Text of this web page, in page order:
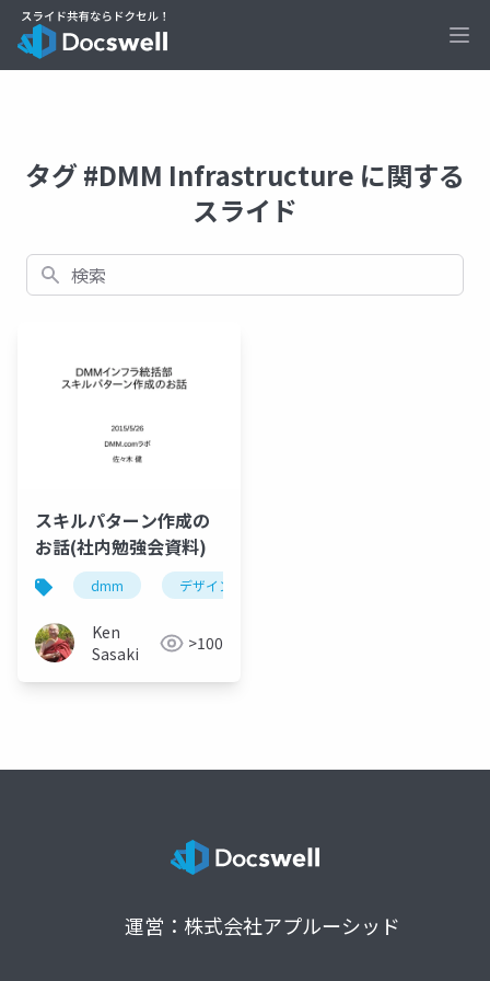
タグ #DMM Infrastructure に関する
スライド
検索
スキルパターン作成の
お話(社内勉強会資料)
dmm デザインパターン
Ken
Sasaki
>100
運営：株式会社アプルーシッド